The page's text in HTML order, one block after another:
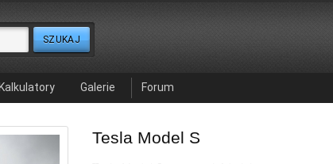
Kalkulatory Galerie Forum
Tesla Model S